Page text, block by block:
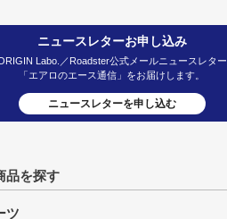
ニュースレターお申し込み
Labo.／Roadster公式メールニュースレター
「エアロのエース通信」をお届けします。
ニュースレターを申し込む
品を探す
ツ